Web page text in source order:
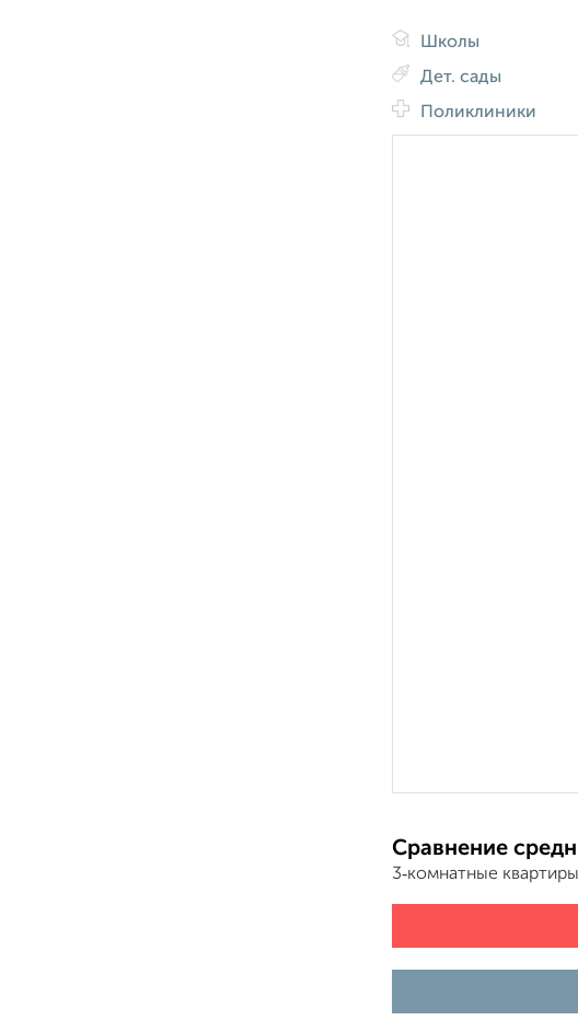
Школы
Дет. сады
Поликлиники
Сравнение
3‑комнатные